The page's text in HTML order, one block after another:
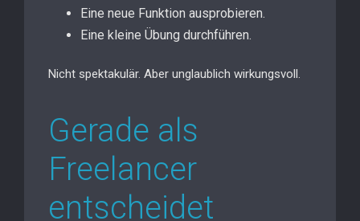
Eine neue Funktion ausprobieren.
Eine kleine Übung durchführen.
Nicht spektakulär. Aber unglaublich wirkungsvoll.
Gerade als
Freelancer
entscheidet